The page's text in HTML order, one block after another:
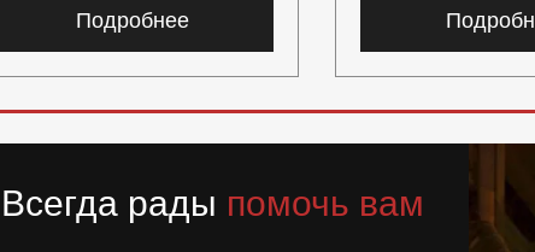
Подробнее
Всегда рады помочь вам